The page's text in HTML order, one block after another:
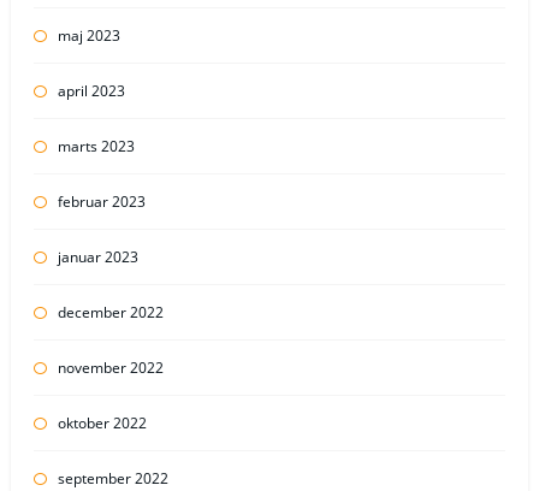
maj 2023
april 2023
marts 2023
februar 2023
januar 2023
december 2022
november 2022
oktober 2022
september 2022